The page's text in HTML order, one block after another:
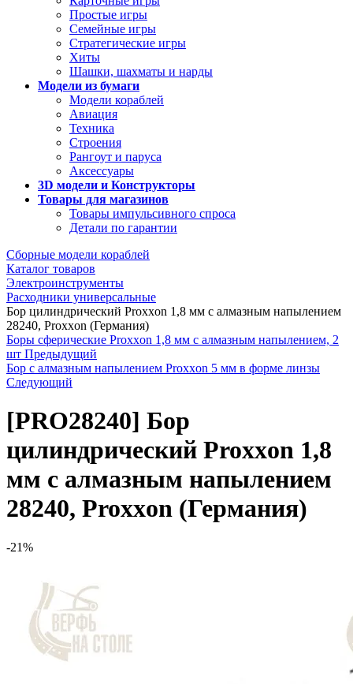
Простые игры
Семейные игры
Стратегические игры
Хиты
Шашки, шахматы и нарды
Модели из бумаги
Модели кораблей
Авиация
Техника
Строения
Рангоут и паруса
Аксессуары
3D модели и Конструкторы
Товары для магазинов
Товары импульсивного спроса
Детали по гарантии
Сборные модели кораблей
Каталог товаров
Электроинструменты
Расходники универсальные
Бор цилиндрический Proxxon 1,8 мм с алмазным напылением
28240, Proxxon (Германия)
Боры сферические Proxxon 1,8 мм с алмазным напылением, 2
шт Предыдущий
Бор с алмазным напылением Proxxon 5 мм в форме линзы
Следующий
[PRO28240] Бор
цилиндрический Proxxon 1,8
мм с алмазным напылением
28240, Proxxon (Германия)
-21%